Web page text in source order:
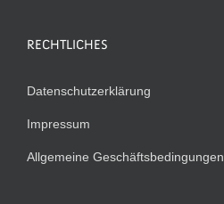
RECHTLICHES
Datenschutzerklärung
Impressum
Allgemeine Geschäftsbedingungen